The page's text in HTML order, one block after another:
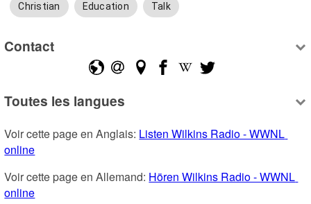
Christian Education Talk
Contact
Toutes les langues
Voir cette page en Anglais: Listen Wilkins Radio - WWNL
online
Voir cette page en Allemand: Hören Wilkins Radio - WWNL
online